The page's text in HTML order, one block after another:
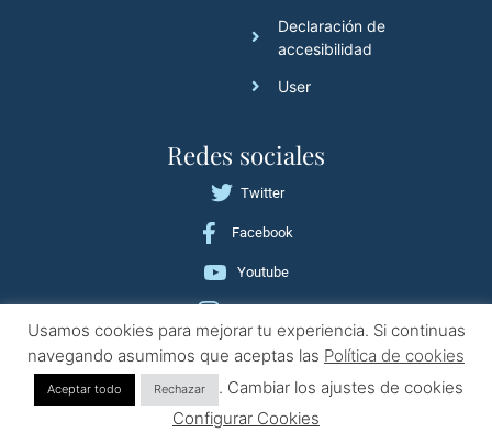
Declaración de
accesibilidad
User
Redes sociales
Twitter
Facebook
Youtube
Copyright © Academia Rafa Vilchez | All Rights Reserved
Usamos cookies para mejorar tu experiencia. Si continuas
navegando asumimos que aceptas las Política de cookies
Aceptar todo Rechazar
. Cambiar los ajustes de cookies
Configurar Cookies